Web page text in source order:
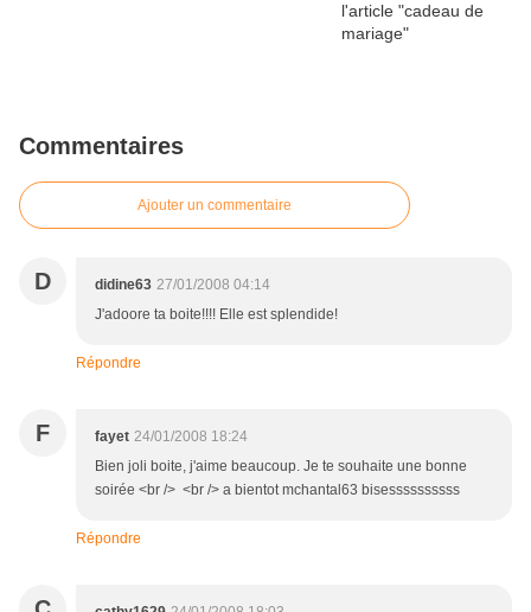
Commentaires
Ajouter un commentaire
D didine63 27/01/2008 04:14
J'adoore ta boite!!!! Elle est splendide!
Répondre
F fayet 24/01/2008 18:24
Bien joli boite, j'aime beaucoup. Je te souhaite une bonne
soirée <br /> <br /> a bientot mchantal63 bisessssssssss
Répondre